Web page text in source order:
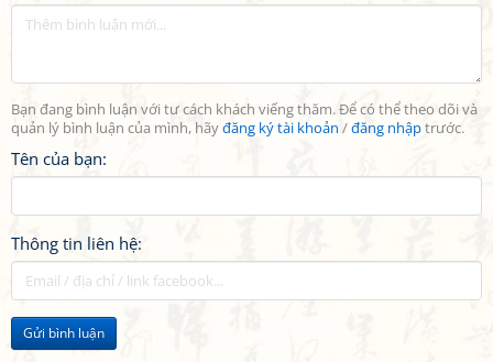
Bạn đang bình luận với tư cách khách viếng thăm. Để có thể theo dõi và
quản lý bình luận của mình, hãyđăng ký tài khoản /đăng nhậptrước.
Tên của bạn:
Thông tin liên hệ:
Gửi bình luận